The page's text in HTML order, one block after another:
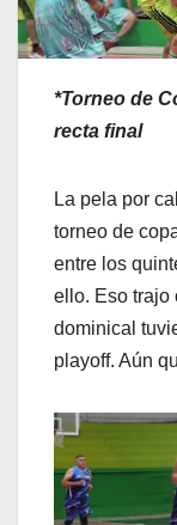
*Torneo de
recta final
La pela por
torneo de
entre los
ello. Eso trajo
dominical
playoff. Aún